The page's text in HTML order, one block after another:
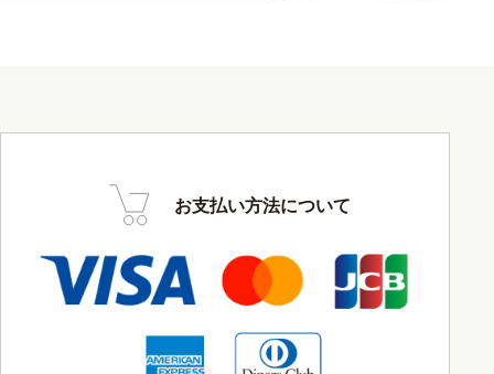
お支払い方法について